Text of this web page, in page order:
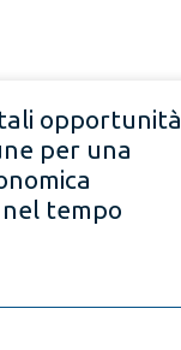
opportunità
per una
tempo